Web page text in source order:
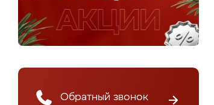
Обратный звонок